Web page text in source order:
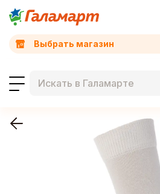
Выбрать магазин